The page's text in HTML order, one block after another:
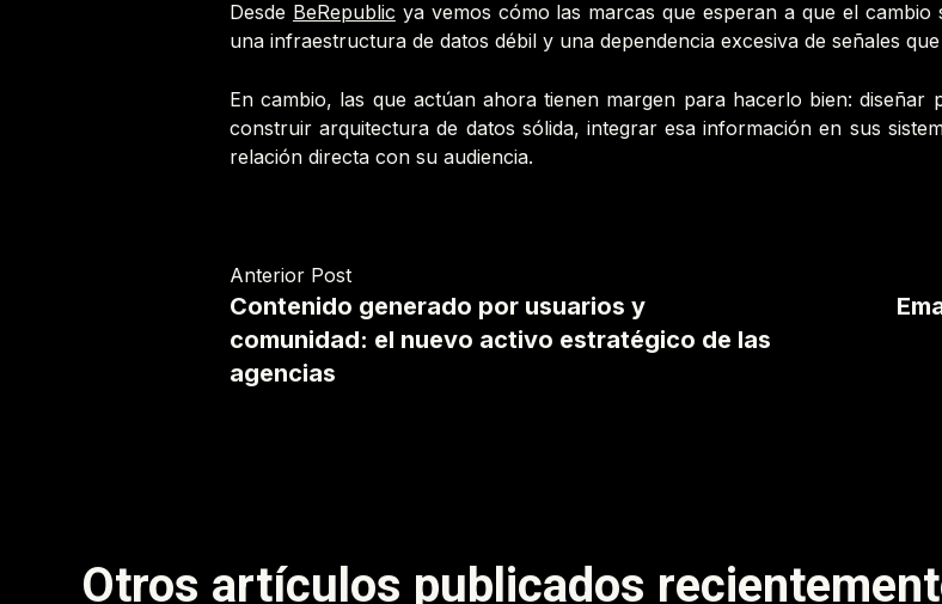
Desde BeRepublic ya vemos cómo las marcas que esperan a que el
una infraestructura de datos débil y una dependencia excesiva de señales
En cambio, las que actúan ahora tienen margen para hacerlo bien:
construir arquitectura de datos sólida, integrar esa información en sus
relación directa con su audiencia.
Anterior Post
Contenido generado por usuarios y
comunidad: el nuevo activo estratégico de las
agencias
Otros artículos publicados